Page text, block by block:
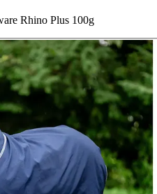
Rhino Plus 100g